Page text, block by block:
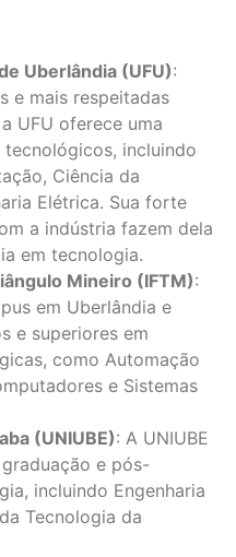
Uberlândia (UFU):
e mais respeitadas
UFU oferece uma
incluindo
Ciência da
Elétrica. Sua forte
a indústria fazem dela
em tecnologia.
Mineiro (IFTM):
em Uberlândia e
e superiores em
como Automação
e Sistemas
(UNIUBE): A UNIUBE
e pós-
incluindo Engenharia
Tecnologia da